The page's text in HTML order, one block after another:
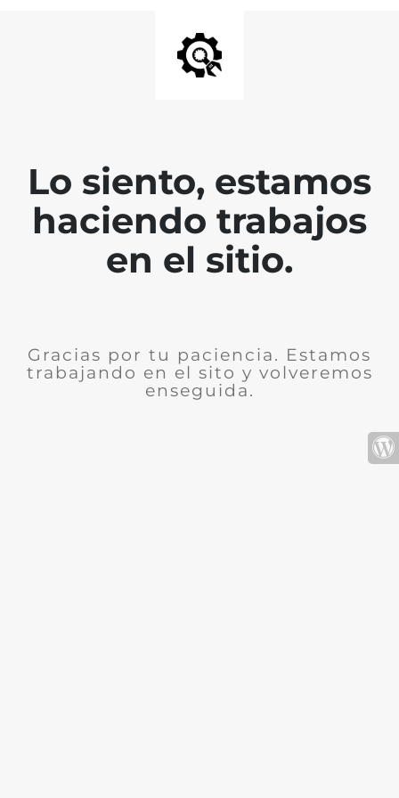
Lo siento, estamos
haciendo trabajos
en el sitio.
Gracias por tu paciencia. Estamos
trabajando en el sito y volveremos
enseguida.